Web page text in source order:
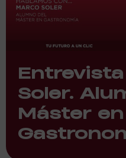
Soler.
Máster en